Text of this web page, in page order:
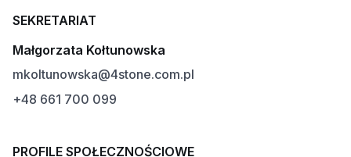
SEKRETARIAT
Małgorzata Kołtunowska
mkoltunowska@4stone.com.pl
+48 661 700 099
PROFILE SPOŁECZNOŚCIOWE